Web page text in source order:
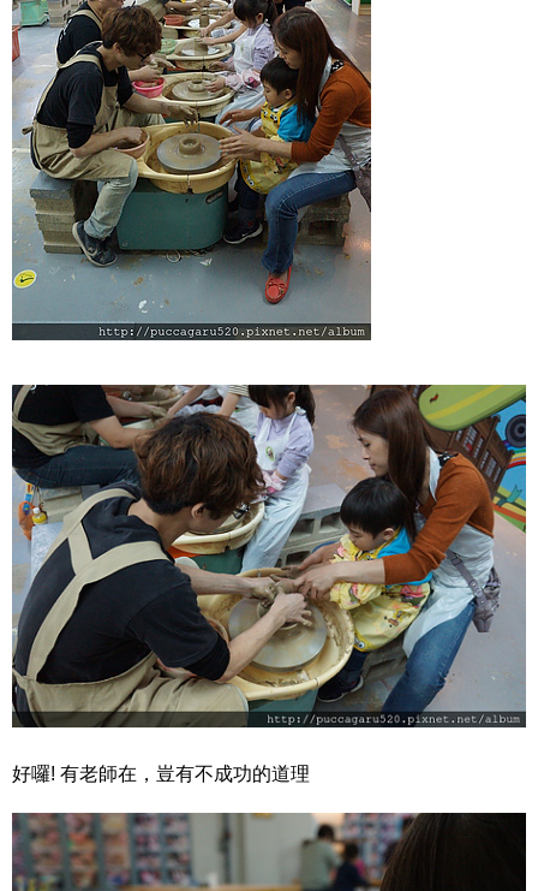
好囉! 有老師在，豈有不成功的道理